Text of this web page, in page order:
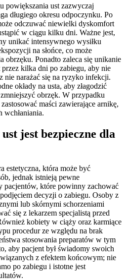
powiększania ust zazwyczaj
długiego okresu odpoczynku. Po
odczuwać niewielki dyskomfort
w ciągu kilku dni. Ważne jest,
unikać intensywnego wysiłku
na słońce, co może
obrzęku. Ponadto zaleca się unikanie
kilka dni po zabiegu, aby nie
nie narażać się na ryzyko infekcji.
okłady na usta, aby złagodzić
obrzęk. W przypadku
maści zawierające arnikę,
wchłaniania.
jest bezpieczne dla
estetyczna, która może być
jednak istnieją pewne
pacjentów, które powinny zachować
decyzji o zabiegu. Osoby z
lub skórnymi schorzeniami
się z lekarzem specjalistą przed
kobiety w ciąży oraz karmiące
procedur ze względu na brak
stosowania preparatów w tym
aby pacjent był świadomy swoich
z efektem końcowym; nie
po zabiegu i istotne jest